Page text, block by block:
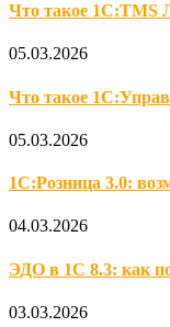
Что такое 1С:TMS
05.03.2026
Что такое
05.03.2026
1С:Розница 3.0:
04.03.2026
ЭДО в 1С 8.3: как
03.03.2026